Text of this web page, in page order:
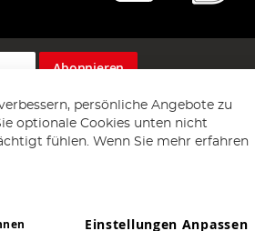
Abonnieren
. Alle Rechte vorbehalten.
persönliche Angebote zu
optionale Cookies unten nicht
fühlen. Wenn Sie mehr erfahren
Einstellungen Anpassen